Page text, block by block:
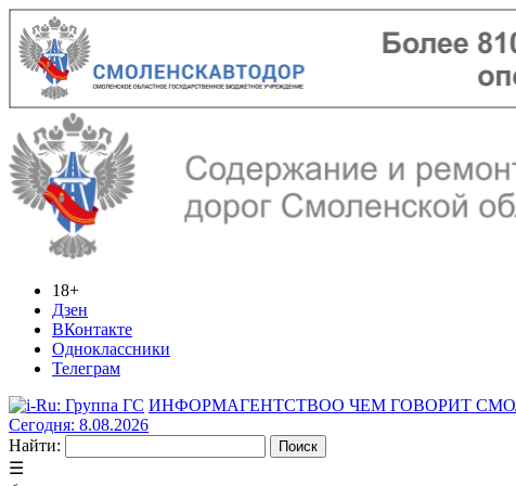
18+
Дзен
ВКонтакте
Одноклассники
Телеграм
ИНФОРМАГЕНТСТВОО ЧЕМ ГОВОРИТ
Сегодня: 8.08.2026
Найти:
☰